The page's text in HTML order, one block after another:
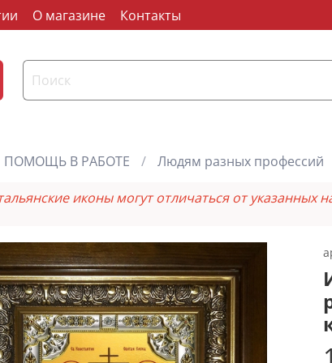
О магазине Контакты
ПОМОЩЬ В РАБОТЕ Людям разных профессий
иконы могут отличаться от указанных